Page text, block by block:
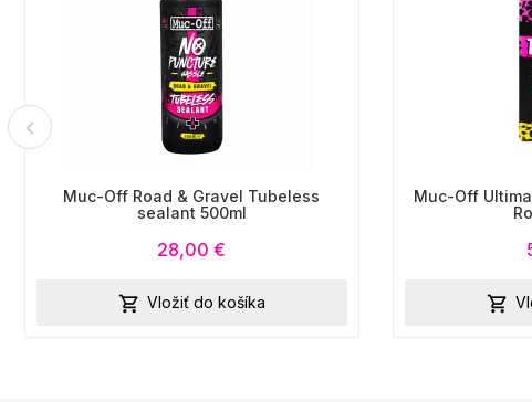
Muc-Off Road & Gravel Tubeless
sealant 500ml
28,00 €
 Vložiť do košíka
Muc-Off
